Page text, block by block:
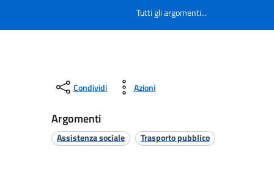
Tutti gli argomenti...
Condividi Azioni
Argomenti
Assistenza sociale Trasporto pubblico